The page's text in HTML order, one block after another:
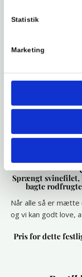
Statistik
Marketing
Gæster de 5 friske
kroen, er det også
der kommer. Det
De gør ikke noget
nok derfor, at
Vi starter med en
Torskerillette,
Sprængt svinefilet,
bagte
Når alle så er mætte
og vi kan godt love,
Pris for dette